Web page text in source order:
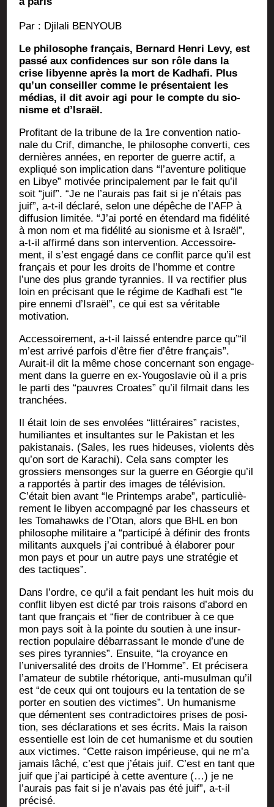
Par : Dji­la­li BENYOUB
Le phi­lo­sophe fran­çais, Ber­nard Hen­ri Levy, est
pas­sé aux confi­dences sur son rôle dans la
crise libyenne après la mort de Kadha­fi. Plus
qu’un conseiller comme le pré­sen­taient les
médias, il dit avoir agi pour le compte du sio­
nisme et d’Israël.
Pro­fi­tant de la tri­bune de la 1re conven­tion natio­
nale du Crif, dimanche, le phi­lo­sophe conver­ti, ces
der­nières années, en repor­ter de guerre actif, a
expli­qué son impli­ca­tion dans “l’aventure poli­tique
en Libye” moti­vée prin­ci­pa­le­ment par le fait qu’il
soit “juif”. “Je ne l’aurais pas fait si je n’étais pas
juif”, a‑t-il décla­ré, selon une dépêche de l’AFP à
dif­fu­sion limi­tée. “J’ai por­té en éten­dard ma fidé­li­té
à mon nom et ma fidé­li­té au sio­nisme et à Israël”,
a‑t-il affir­mé dans son inter­ven­tion. Acces­soi­re­
ment, il s’est enga­gé dans ce conflit parce qu’il est
fran­çais et pour les droits de l’homme et contre
l’une des plus grande tyran­nies. Il va rec­ti­fier plus
loin en pré­ci­sant que le régime de Kadha­fi est “le
pire enne­mi d’Israël”, ce qui est sa véri­table
motivation.
Acces­soi­re­ment, a‑t-il lais­sé entendre parce qu’“il
m’est arri­vé par­fois d’être fier d’être fran­çais”.
Aurait-il dit la même chose concer­nant son enga­ge­
ment dans la guerre en ex-You­go­sla­vie où il a pris
le par­ti des “pauvres Croates” qu’il fil­mait dans les
tranchées.
Il était loin de ses envo­lées “lit­té­raires” racistes,
humi­liantes et insul­tantes sur le Pakis­tan et les
pakis­ta­nais. (Sales, les rues hideuses, vio­lents dès
qu’on sort de Kara­chi). Cela sans comp­ter les
gros­siers men­songes sur la guerre en Géor­gie qu’il
a rap­por­tés à par­tir des images de télévision.
C’était bien avant “le Prin­temps arabe”, par­ti­cu­liè­
re­ment le libyen accom­pa­gné par les chas­seurs et
les Toma­hawks de l’Otan, alors que BHL en bon
phi­lo­sophe mili­taire a “par­ti­ci­pé à défi­nir des fronts
mili­tants aux­quels j’ai contri­bué à éla­bo­rer pour
mon pays et pour un autre pays une stra­té­gie et
des tactiques”.
Dans l’ordre, ce qu’il a fait pen­dant les huit mois du
conflit libyen est dic­té par trois rai­sons d’abord en
tant que fran­çais et “fier de contri­buer à ce que
mon pays soit à la pointe du sou­tien à une insur­
rec­tion popu­laire débar­ras­sant le monde d’une de
ses pires tyran­nies”. Ensuite, “la croyance en
l’universalité des droits de l’Homme”. Et pré­ci­se­ra
l’amateur de sub­tile rhé­to­rique, anti-musul­man qu’il
est “de ceux qui ont tou­jours eu la ten­ta­tion de se
por­ter en sou­tien des vic­times”. Un huma­nisme
que démentent ses contra­dic­toires prises de posi­
tion, ses décla­ra­tions et ses écrits. Mais la rai­son
essen­tielle est loin de cet huma­nisme et du sou­tien
aux vic­times. “Cette rai­son impé­rieuse, qui ne m’a
jamais lâché, c’est que j’étais juif. C’est en tant que
juif que j’ai par­ti­ci­pé à cette aven­ture (…) je ne
l’aurais pas fait si je n’avais pas été juif”, a‑t-il
précisé.